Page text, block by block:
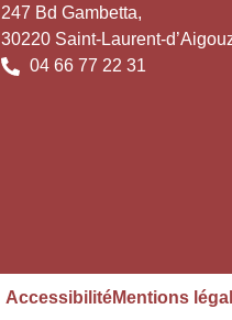
247 Bd Gambetta,
30220 Saint-Laurent-
04 66 77 22 31
AccessibilitéMentions